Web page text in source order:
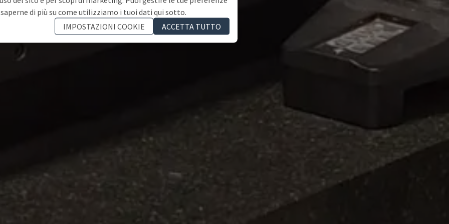
di più su come utilizziamo i tuoi dati qui sotto.
IMPOSTAZIONI COOKIE
ACCETTA TUTTO